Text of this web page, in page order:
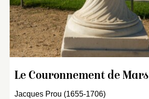
Le Couronnement de Mars
Jacques Prou (1655-1706)